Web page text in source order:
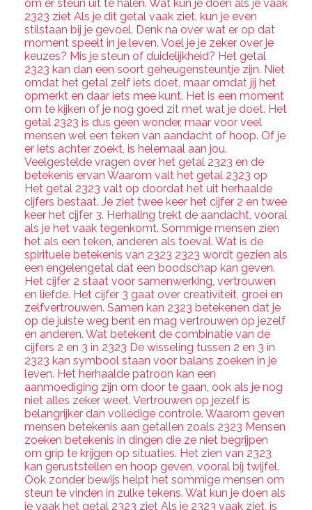
om er steun uit te halen. Wat kun je doen als je vaak
2323 ziet Als je dit getal vaak ziet, kun je even
stilstaan bij je gevoel. Denk na over wat er op dat
moment speelt in je leven. Voel je je zeker over je
keuzes? Mis je steun of duidelijkheid? Het getal
2323 kan dan een soort geheugensteuntje zijn. Niet
omdat het getal zelf iets doet, maar omdat jij het
opmerkt en daar iets mee kunt. Het is een moment
om te kijken of je nog goed zit met wat je doet. Het
getal 2323 is dus geen wonder, maar voor veel
mensen wel een teken van aandacht of hoop. Of je
er iets achter zoekt, is helemaal aan jou.
Veelgestelde vragen over het getal 2323 en de
betekenis ervan Waarom valt het getal 2323 op
Het getal 2323 valt op doordat het uit herhaalde
cijfers bestaat. Je ziet twee keer het cijfer 2 en twee
keer het cijfer 3. Herhaling trekt de aandacht, vooral
als je het vaak tegenkomt. Sommige mensen zien
het als een teken, anderen als toeval. Wat is de
spirituele betekenis van 2323 2323 wordt gezien als
een engelengetal dat een boodschap kan geven.
Het cijfer 2 staat voor samenwerking, vertrouwen
en liefde. Het cijfer 3 gaat over creativiteit, groei en
zelfvertrouwen. Samen kan 2323 betekenen dat je
op de juiste weg bent en mag vertrouwen op jezelf
en anderen. Wat betekent de combinatie van de
cijfers 2 en 3 in 2323 De wisseling tussen 2 en 3 in
2323 kan symbool staan voor balans zoeken in je
leven. Het herhaalde patroon kan een
aanmoediging zijn om door te gaan, ook als je nog
niet alles zeker weet. Vertrouwen op jezelf is
belangrijker dan volledige controle. Waarom geven
mensen betekenis aan getallen zoals 2323 Mensen
zoeken betekenis in dingen die ze niet begrijpen
om grip te krijgen op situaties. Het zien van 2323
kan geruststellen en hoop geven, vooral bij twijfel.
Ook zonder bewijs helpt het sommige mensen om
steun te vinden in zulke tekens. Wat kun je doen als
je vaak het getal 2323 ziet Als je 2323 vaak ziet, is